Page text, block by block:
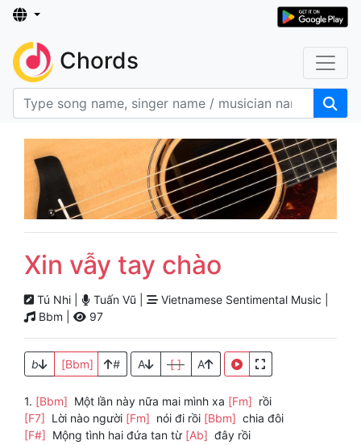
Chords
Xin vẫy tay chào
Tú Nhi | Tuấn Vũ |
Vietnamese Sentimental Music |
Bbm |
97
b [Bbm] # A [ ] A
1. [Bbm] Một lần này nữa mai mình xa [Fm] rồi
[F7] Lời nào người [Fm] nói đi rồi [Bbm] chia đôi
[F#] Mộng tình hai đứa tan từ [Ab] đây rồi